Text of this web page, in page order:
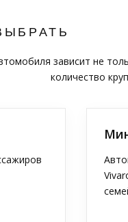
зависит не
количество